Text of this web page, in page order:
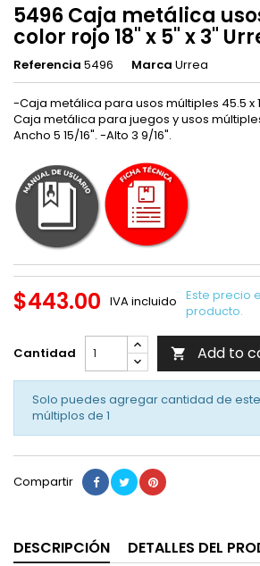
5496 Caja metálica
color rojo 18" x 5" x 3"
Referencia 5496 Marca Urrea
-Caja metálica para usos múltiples 45.5 x
Caja metálica para juegos y usos
Ancho 5 15/16". -Alto 3 9/16".
$443.00 IVA incluido Este precio
producto.
Cantidad  Add to
Solo puedes agregar cantidad de
múltiplos de 1
Compartir
DESCRIPCIÓN DETALLES DEL